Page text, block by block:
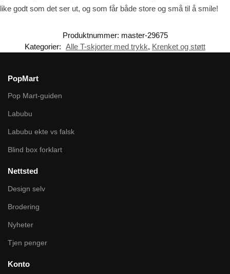
like godt som det ser ut, og som får både store og små til å smile!
Produktnummer: master-29675
Kategorier: Alle T-skjorter med trykk, Krenket og støtt
PopMart
Pop Mart-guiden
Labubu
Labubu ekte vs falsk
Blind box forklart
Nettsted
Design selv
Brodering
Nyheter
Tjen penger
Konto